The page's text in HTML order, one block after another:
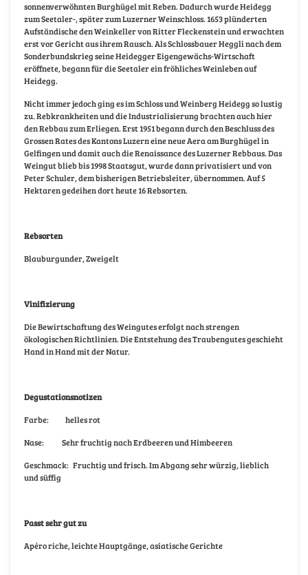
sonnenverwöhnten Burghügel mit Reben. Dadurch wurde Heidegg
zum Seetaler-, später zum Luzerner Weinschloss. 1653 plünderten
Aufständische den Weinkeller von Ritter Fleckenstein und erwachten
erst vor Gericht aus ihrem Rausch. Als Schlossbauer Heggli nach dem
Sonderbundskrieg seine Heidegger Eigengewächs-Wirtschaft
eröffnete, begann für die Seetaler ein fröhliches Weinleben auf
Heidegg.
Nicht immer jedoch ging es im Schloss und Weinberg Heidegg so lustig
zu. Rebkrankheiten und die Industrialisierung brachten auch hier
den Rebbau zum Erliegen. Erst 1951 begann durch den Beschluss des
Grossen Rates des Kantons Luzern eine neue Aera am Burghügel in
Gelfingen und damit auch die Renaissance des Luzerner Rebbaus. Das
Weingut blieb bis 1998 Staatsgut, wurde dann privatisiert und von
Peter Schuler, dem bisherigen Betriebsleiter, übernommen. Auf 5
Hektaren gedeihen dort heute 16 Rebsorten.
Rebsorten
Blauburgunder, Zweigelt
Vinifizierung
Die Bewirtschaftung des Weingutes erfolgt nach strengen
ökologischen Richtlinien. Die Entstehung des Traubengutes geschieht
Hand in Hand mit der Natur.
Degustationsnotizen
Farbe: helles rot
Nase: Sehr fruchtig nach Erdbeeren und Himbeeren
Geschmack: Fruchtig und frisch. Im Abgang sehr würzig, lieblich
und süffig
Passt sehr gut zu
Apéro riche, leichte Hauptgänge, asiatische Gerichte